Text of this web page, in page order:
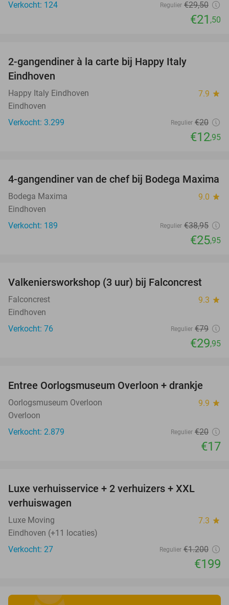
Verkocht: 124
Regulier €29,50
€21 ,50
2-gangendiner à la carte bij Happy Italy
Eindhoven
Happy Italy Eindhoven 7.9 star
Eindhoven
Verkocht: 3.299
Regulier €20
€12,95
33%
4-gangendiner van de chef bij Bodega Maxima
Bodega Maxima 9.0 star
Eindhoven
Verkocht: 189
Regulier €38,95
€25,95
62%
Valkeniersworkshop (3 uur) bij Falconcrest
Falconcrest 9.3 star
Eindhoven
Verkocht: 76
Regulier €79
€29,95
15%
Entree Oorlogsmuseum Overloon + drankje
Oorlogsmuseum Overloon 9.9 star
Overloon
Verkocht: 2.879
Regulier €20
€17
Luxe verhuisservice + 2 verhuizers + XXL
verhuiswagen
Luxe Moving 7.3 star
Eindhoven (+11 locaties)
Verkocht: 27
Regulier €1.200
€199